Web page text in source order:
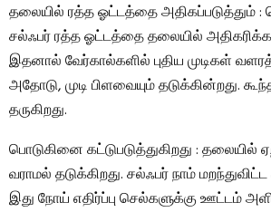
தலையில் ரத்த ஓட்டத்தை அதிகப்படுத்தும்
சல்ஃபர் ரத்த ஓட்டத்தை தலையில்
இதனால் வேர்கால்களில் புதிய முடிகள்
அதோடு, முடி பிளவையும் தடுக்கின்றது.
தருகிறது.
பொடுகினை கட்டுபடுத்துகிறது : தலையில்
வராமல் தடுக்கிறது. சல்ஃபர் நாம்
இது நோய் எதிர்ப்பு செல்களுக்கு ஊட்டம்